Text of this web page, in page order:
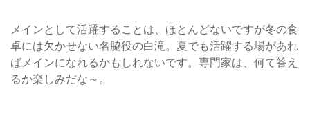
メインとして活躍することは、ほとんどないですが冬の食
卓には欠かせない名脇役の白滝。夏でも活躍する場があれ
ばメインになれるかもしれないです。専門家は、何て答え
るか楽しみだな～。